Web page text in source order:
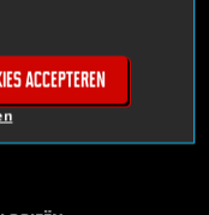
aan
mobiel en thuis
accepteren